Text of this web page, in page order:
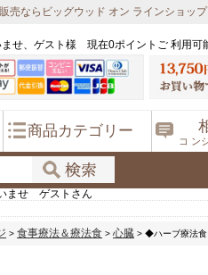
売ならビッグウッド オン ラインショップ
せ、ゲスト様 現在0ポイントご 利用可
商品カテゴリー
コ ン
ませ ゲストさん
> 食事療法＆療法食 > 心臓 > ◆ハーブ療法食